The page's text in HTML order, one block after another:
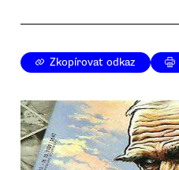
Zkopírovat odkaz